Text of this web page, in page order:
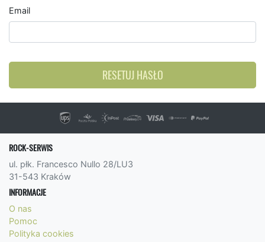
Email
RESETUJ HASŁO
ROCK-SERWIS
ul. płk. Francesco Nullo 28/LU3
31-543 Kraków
INFORMACJE
O nas
Pomoc
Polityka cookies